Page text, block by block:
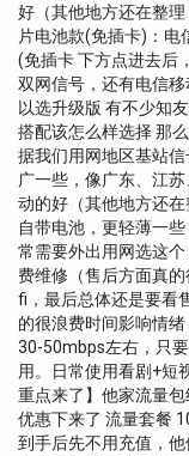
好（其他地方还在整
片电池款(免插卡)：电
(免插卡 下方点进去后
双网信号，还有电信
以选升级版 有不少知
搭配该怎么样选择 那
据我们用网地区基站
广一些，像广东、江
动的好（其他地方还
自带电池，更轻薄一
常需要外出用网选这
费维修（售后方面真
fi，最后总体还是要看
的很浪费时间影响情
30-50mbps左右，只
用。日常使用看剧+短
重点来了】他家流量
优惠下来了 流量套餐
到手后先不用充值，